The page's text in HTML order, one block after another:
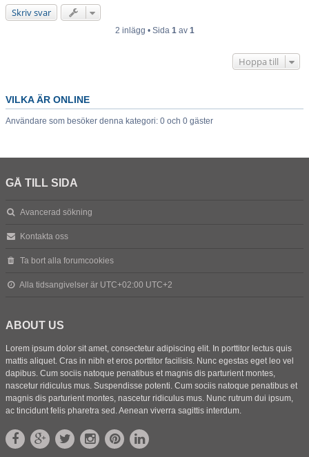
Skriv svar
2 inlägg • Sida 1av 1
Hoppa till
VILKA ÄR ONLINE
Användare som besöker denna kategori: 0 och 0 gäster
GÅ TILL SIDA
Avancerad sökning
Kontakta oss
Ta bort alla forumcookies
Alla tidsangivelser är UTC+02:00 UTC+2
ABOUT US
Lorem ipsum dolor sit amet, consectetur adipiscing elit. In porttitor lectus quis
mattis aliquet. Cras in nibh et eros porttitor facilisis. Nunc egestas eget leo vel
dapibus. Cum sociis natoque penatibus et magnis dis parturient montes,
nascetur ridiculus mus. Suspendisse potenti. Cum sociis natoque penatibus et
magnis dis parturient montes, nascetur ridiculus mus. Nunc rutrum dui ipsum,
ac tincidunt felis pharetra sed. Aenean viverra sagittis interdum.